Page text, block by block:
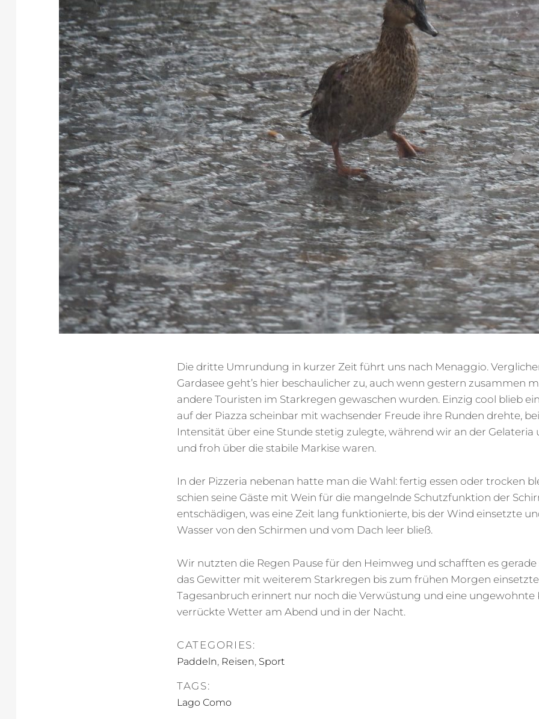
Die dritte Umrundung in kurzer Zeit führt uns nach Menaggio.
Gardasee geht’s hier beschaulicher zu, auch wenn gestern zusammen
andere Touristen im Starkregen gewaschen wurden. Einzig cool blieb
auf der Piazza scheinbar mit wachsender Freude ihre Runden drehte,
Intensität über eine Stunde stetig zulegte, während wir an der Gelateria
und froh über die stabile Markise waren.
In der Pizzeria nebenan hatte man die Wahl: fertig essen oder trocken
schien seine Gäste mit Wein für die mangelnde Schutzfunktion der
entschädigen, was eine Zeit lang funktionierte, bis der Wind einsetzte
Wasser von den Schirmen und vom Dach leer bließ.
Wir nutzten die Regen Pause für den Heimweg und schafften es gerade
das Gewitter mit weiterem Starkregen bis zum frühen Morgen
Tagesanbruch erinnert nur noch die Verwüstung und eine ungewohnte
verrückte Wetter am Abend und in der Nacht.
CATEGORIES:
Paddeln, Reisen, Sport
TAGS:
Lago Como